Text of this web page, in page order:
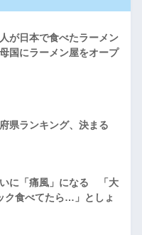
が日本で食べたラーメン
国にラーメン屋をオープ
県ランキング、決まる
に「痛風」になる 「大
ク食べてたら…」としょ